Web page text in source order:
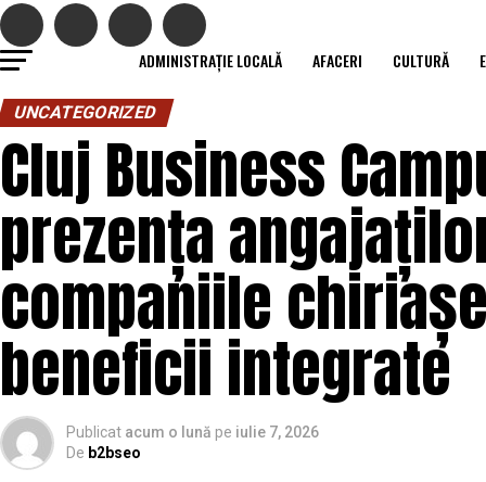
ADMINISTRAȚIE LOCALĂ AFACERI CULTURĂ
UNCATEGORIZED
Cluj Business
prezența
companiile
beneficii integrate
Publicat acum o lună pe iulie 7, 2026
De b2bseo